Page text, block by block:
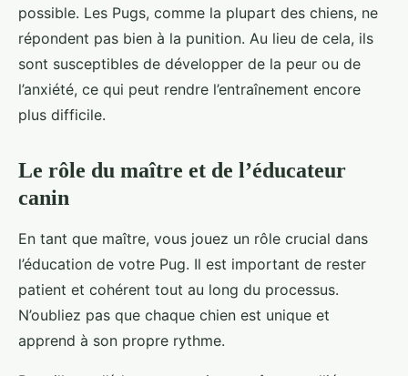
possible. Les Pugs, comme la plupart des chiens, ne
répondent pas bien à la punition. Au lieu de cela, ils
sont susceptibles de développer de la peur ou de
l’anxiété, ce qui peut rendre l’entraînement encore
plus difficile.
Le rôle du maître et de l’éducateur
canin
En tant que maître, vous jouez un rôle crucial dans
l’éducation de votre Pug. Il est important de rester
patient et cohérent tout au long du processus.
N’oubliez pas que chaque chien est unique et
apprend à son propre rythme.